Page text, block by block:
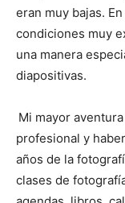
eran muy bajas.
condiciones muy
una manera
diapositivas.
Mi mayor
profesional y
años de la
clases de